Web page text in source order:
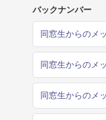
バックナンバー
同窓生からのメ
同窓生からのメ
同窓生からのメ